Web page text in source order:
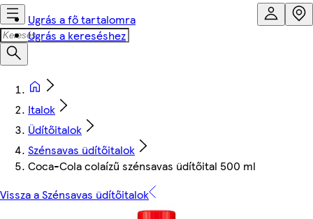
Ugrás a fő tartalomra
Ugrás a kereséshez
Italok
Üdítőitalok
Szénsavas üdítőitalok
Coca-Cola colaízű szénsavas üdítőital 500 ml
Vissza a Szénsavas üdítőitalok